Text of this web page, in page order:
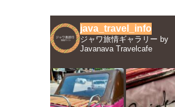
java_travel_info
ジャワ旅情ギャラリー by
Javanava Travelcafe